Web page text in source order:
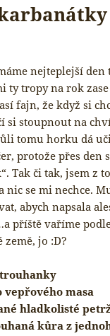
nejteplejší
ty tropy na rok
fajn, že když si
si stoupnout na
tomu horku dá
protože přes den
Tak či tak, jsem z
nic se mi nechce.
abych napsala
příště vaříme
země, jo :D?
vepřového masa
hladkolisté
kůra z